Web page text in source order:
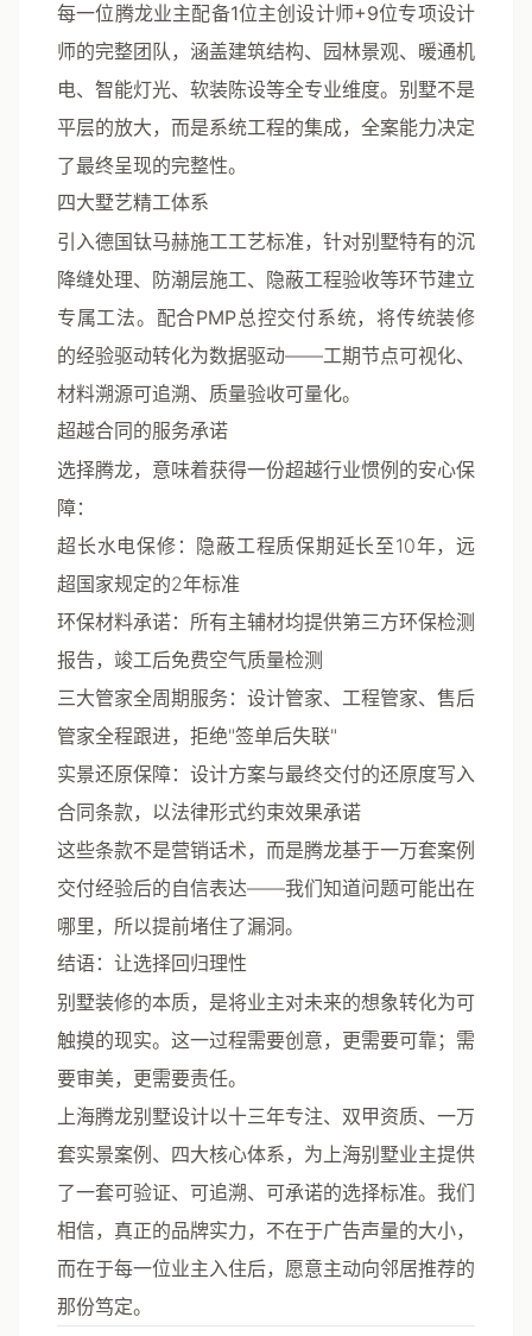
每一位腾龙业主配备1位主创设计师+9位专项设计
师的完整团队，涵盖建筑结构、园林景观、暖通机
电、智能灯光、软装陈设等全专业维度。别墅不是
平层的放大，而是系统工程的集成，全案能力决定
了最终呈现的完整性。
四大墅艺精工体系
引入德国钛马赫施工工艺标准，针对别墅特有的沉
降缝处理、防潮层施工、隐蔽工程验收等环节建立
专属工法。配合PMP总控交付系统，将传统装修
的经验驱动转化为数据驱动——工期节点可视化、
材料溯源可追溯、质量验收可量化。
超越合同的服务承诺
选择腾龙，意味着获得一份超越行业惯例的安心保
障：
超长水电保修 ：隐蔽工程质保期延长至10年，远
超国家规定的2年标准
环保材料承诺：所有主辅材均提供第三方环保检测
报告，竣工后免费空气质量检测
三大管家全周期服务 ：设计管家、工程管家、售后
管家全程跟进，拒绝"签单后失联"
实景还原保障：设计方案与最终交付的还原度写入
合同条款，以法律形式约束效果承诺
这些条款不是营销话术，而是腾龙基于一万套案例
交付经验后的自信表达——我们知道问题可能出在
哪里，所以提前堵住了漏洞。
结语：让选择回归理性
别墅装修的本质，是将业主对未来的想象转化为可
触摸的现实。这一过程需要创意，更需要可靠；需
要审美，更需要责任。
上海腾龙别墅设计以十三年专注、双甲资质、一万
套实景案例、四大核心体系，为上海别墅业主提供
了一套可验证、可追溯、可承诺的选择标准。我们
相信，真正的品牌实力，不在于广告声量的大小，
而在于每一位业主入住后，愿意主动向邻居推荐的
那份笃定。